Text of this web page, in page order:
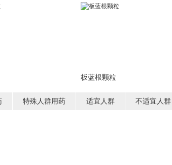
板蓝根颗粒
特殊人群用药 适宜人群 不适宜人群